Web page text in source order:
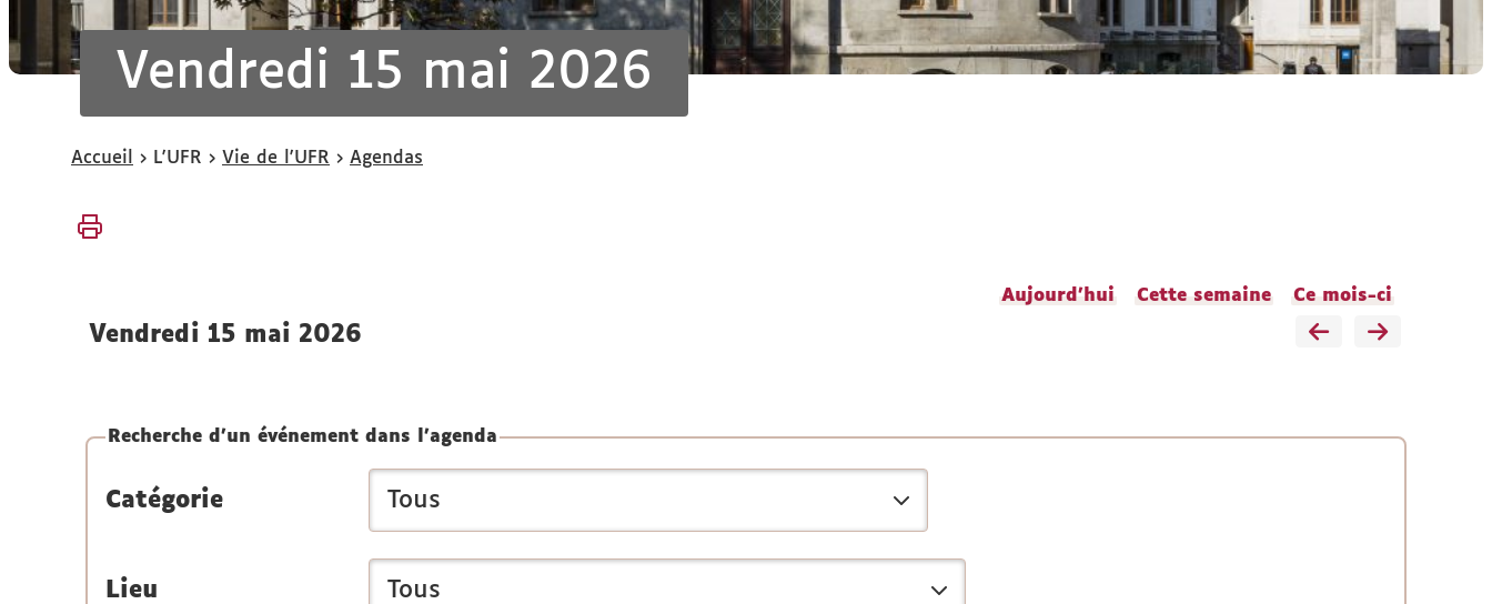
Vendredi 15 mai 2026
Vous
ici :
Accueil L'UFR Vie de l'UFR Agendas
Aujourd'hui Cette semaine Ce mois-ci
vendredi 15 mai 2026
Recherche d'un événement dans l'agenda
Catégorie
Lieu